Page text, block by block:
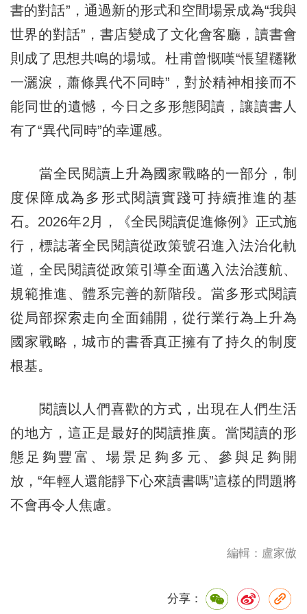
書的對話”，通過新的形式和空間場景成為“我與
世界的對話”，書店變成了文化會客廳，讀書會
則成了思想共鳴的場域。杜甫曾慨嘆“悵望韆鞦
一灑淚，蕭條異代不同時”，對於精神相接而不
能同世的遺憾，今日之多形態閱讀，讓讀書人
有了“異代同時”的幸運感。
當全民閱讀上升為國家戰略的一部分，制
度保障成為多形式閱讀實踐可持續推進的基
石。2026年2月，《全民閱讀促進條例》正式施
行，標誌著全民閱讀從政策號召進入法治化軌
道，全民閱讀從政策引導全面邁入法治護航、
規範推進、體系完善的新階段。當多形式閱讀
從局部探索走向全面鋪開，從行業行為上升為
國家戰略，城市的書香真正擁有了持久的制度
根基。
閱讀以人們喜歡的方式，出現在人們生活
的地方，這正是最好的閱讀推廣。當閱讀的形
態足夠豐富、場景足夠多元、參與足夠開
放，“年輕人還能靜下心來讀書嗎”這樣的問題將
不會再令人焦慮。
編輯：盧家傲
分享：